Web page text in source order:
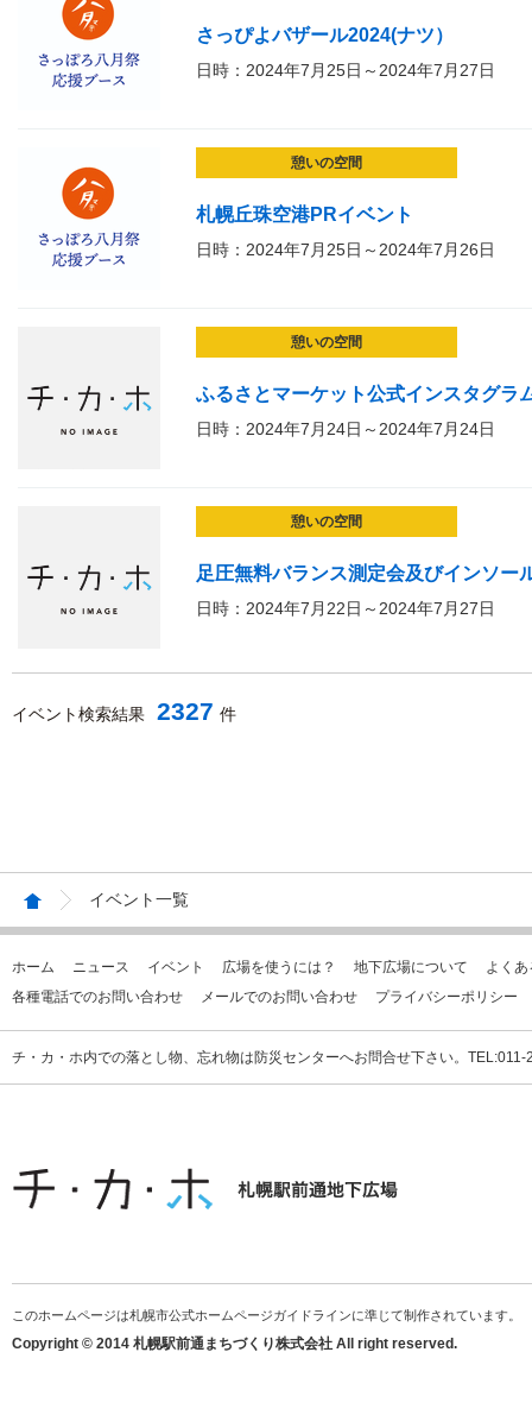
さっぴよバザール2024(ナツ）
日時：2024年7月25日～2024年7月27日
憩いの空間
札幌丘珠空港PRイベント
日時：2024年7月25日～2024年7月26日
憩いの空間
ふるさとマーケット公式インスタグラ
日時：2024年7月24日～2024年7月24日
憩いの空間
足圧無料バランス測定会及びインソー
日時：2024年7月22日～2024年7月27日
イベント検索結果 2327 件
イベント一覧
ホーム ニュース イベント 広場を使うには？ 地下広場について
よく
各種電話でのお問い合わせ
メールでのお問い合わせ プライバシーポリシー
チ・カ・ホ内での落とし物、忘れ物は防災センターへお問合せ下さい。
このホームページは札幌市公式ホームページガイドラインに準じて制作されています。
Copyright © 2014 札幌駅前通まちづくり株式会社 All right reserved.